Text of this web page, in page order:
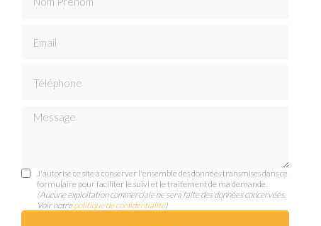
Message
J'autorise ce site à conserver l'ensemble des données transmises dans ce
formulaire pour faciliter le suivi et le traitement de ma demande.
(Aucune exploitation commerciale ne sera faite des données concervées.
Voir notrepolitique de confidentialité)